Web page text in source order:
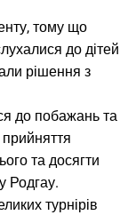
тому що
до дітей
рішення з
до побажань та
прийняття
та досягти
Родгау.
турнірів